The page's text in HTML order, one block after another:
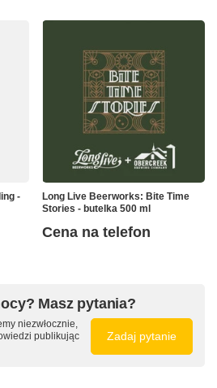
-
Long Live Beerworks: Bite Time
Stories - butelka 500 ml
Cena na telefon
Masz pytania?
niezwłocznie,
publikując
Zadaj pytanie